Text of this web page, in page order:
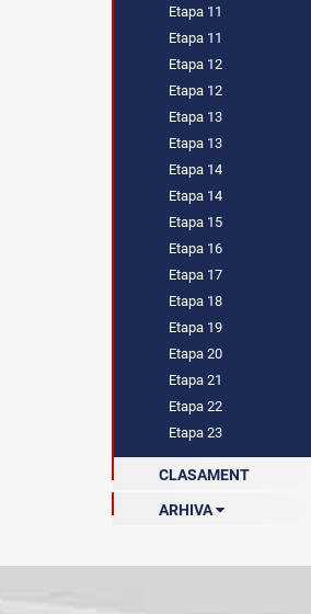
Etapa 11
Etapa 11
Etapa 12
Etapa 12
Etapa 13
Etapa 13
Etapa 14
Etapa 14
Etapa 15
Etapa 16
Etapa 17
Etapa 18
Etapa 19
Etapa 20
Etapa 21
Etapa 22
Etapa 23
CLASAMENT
ARHIVA